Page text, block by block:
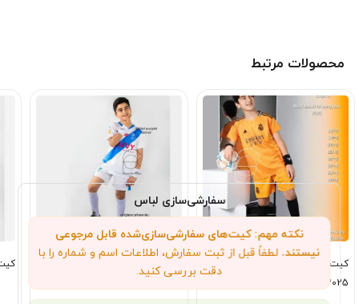
سفارشی‌سازی لباس
نکته مهم: کیت‌های سفارشی‌سازی‌شده قابل مرجوعی
نیستند. لطفاً قبل از ثبت سفارش، اطلاعات اسم و شماره را با
دقت بررسی کنید.
محصولات مرتبط
کیت بچگانه رئال مادرید دوم نارنجی
2025
کیت بچهگانه الهلال دوم سفید
کیت